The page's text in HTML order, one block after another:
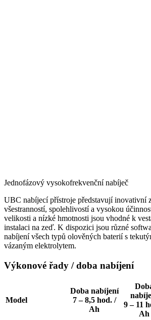
Jednofázový vysokofrekvenční nabíječ
UBC nabíjecí přístroje představují inovativní
všestranností, spolehlivostí a vysokou
velikosti a nízké hmotnosti jsou vhodné k
instalaci na zeď. K dispozici jsou různé
nabíjení všech typů olověných baterií s
vázaným elektrolytem.
Výkonové řady / doba nabíjení
Model
Doba nabíjení
7 – 8,5 hod. /
Ah
9 – 11
Ah